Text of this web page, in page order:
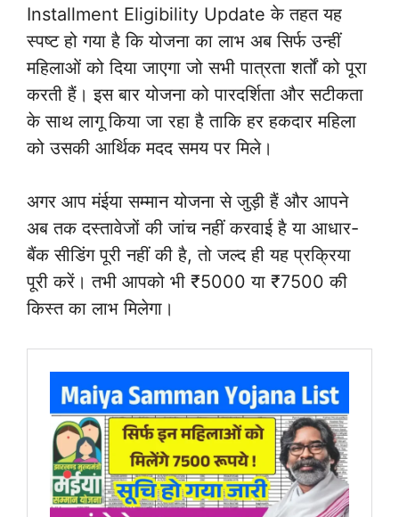
Installment Eligibility Update के तहत यह
स्पष्ट हो गया है कि योजना का लाभ अब सिर्फ उन्हीं
महिलाओं को दिया जाएगा जो सभी पात्रता शर्तों को पूरा
करती हैं। इस बार योजना को पारदर्शिता और सटीकता
के साथ लागू किया जा रहा है ताकि हर हकदार महिला
को उसकी आर्थिक मदद समय पर मिले।
अगर आप मंईया सम्मान योजना से जुड़ी हैं और आपने
अब तक दस्तावेजों की जांच नहीं करवाई है या आधार-
बैंक सीडिंग पूरी नहीं की है, तो जल्द ही यह प्रक्रिया
पूरी करें। तभी आपको भी ₹5000 या ₹7500 की
किस्त का लाभ मिलेगा।